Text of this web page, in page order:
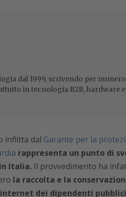
dal 1999, scrivendo per
in tecnologia B2B, hardware
inflitta dal Garante per la
rappresenta un punto di
Italia.Il provvedimento ha
la raccolta e la
dei dipendenti pubblici